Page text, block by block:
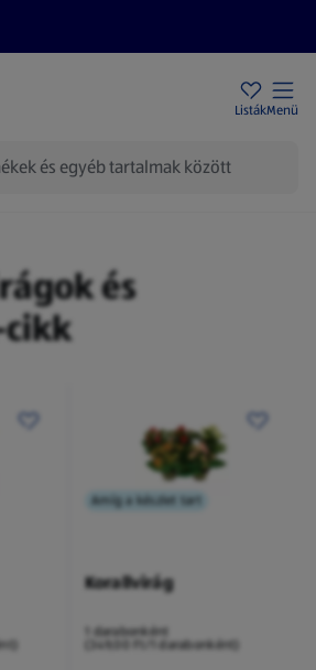
ListákMenü
és
Amíg a készlet tart
Korallvirág
1 darabonként
(349,00 Ft/1 darabonként)